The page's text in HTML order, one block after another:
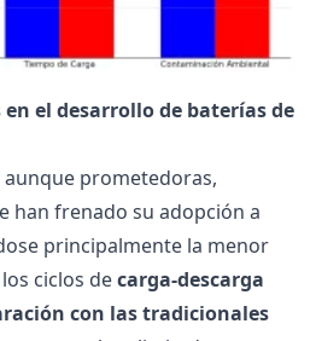
el desarrollo de baterías de
aunque prometedoras,
han frenado su adopción a
principalmente la menor
ciclos decarga-descarga
con las tradicionales